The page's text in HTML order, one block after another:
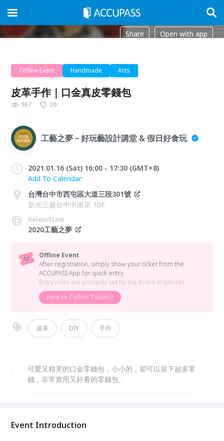
Share Open with app
Offline Event Handmade Arts
皮革手作｜口金真皮零錢包
967 20
工藝之夢－好玩藝設計講堂 & 假日好食玩
2021.01.16 (Sat) 16:00 - 17:30 (GMT+8)
Add To Calendar
台灣台中市西屯區大道三段301號
新光三越台中中港店 10F
Related Link
2020工藝之夢
Offline Event
After registration, simply show your ticket from the
ACCUPASS App for quick entry.
Entry rules are primarily set by the event organizer.
How to Collect Tickets?
皮革 DIY 手作
可愛又精美的口金零錢包，小小的，卻可以裝下超多零
錢，非常實用又好看的零錢包。
Event Introduction